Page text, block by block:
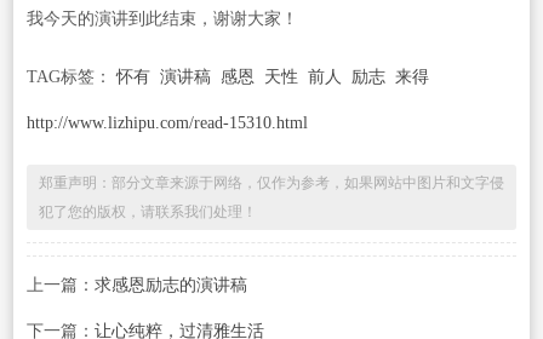
我今天的演讲到此结束，谢谢大家！
TAG标签：怀有 演讲稿 感恩 天性 前人 励志 来得
http://www.lizhipu.com/read-15310.html
郑重声明：部分文章来源于网络，仅作为参考，如果网站中图片和文字侵
犯了您的版权，请联系我们处理！
上一篇： 求感恩励志的演讲稿
下一篇： 让心纯粹，过清雅生活